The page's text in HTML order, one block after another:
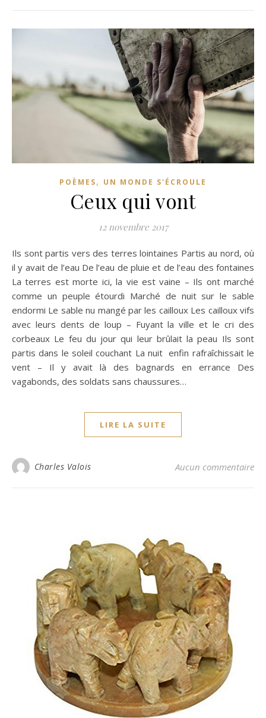
POÈMES, UN MONDE S'ÉCROULE
Ceux qui vont
12 novembre 2017
Ils sont partis vers des terres lointaines Partis au nord, où
il y avait de l’eau De l’eau de pluie et de l’eau des fontaines
La terres est morte ici, la vie est vaine – Ils ont marché
comme un peuple étourdi Marché de nuit sur le sable
endormi Le sable nu mangé par les cailloux Les cailloux vifs
avec leurs dents de loup – Fuyant la ville et le cri des
corbeaux Le feu du jour qui leur brûlait la peau Ils sont
partis dans le soleil couchant La nuit enfin rafraîchissait le
vent – Il y avait là des bagnards en errance Des
vagabonds, des soldats sans chaussures…
LIRE LA SUITE
Charles Valois Aucun commentaire